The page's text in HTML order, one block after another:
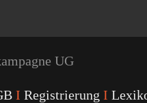
UG
I Registrierung I